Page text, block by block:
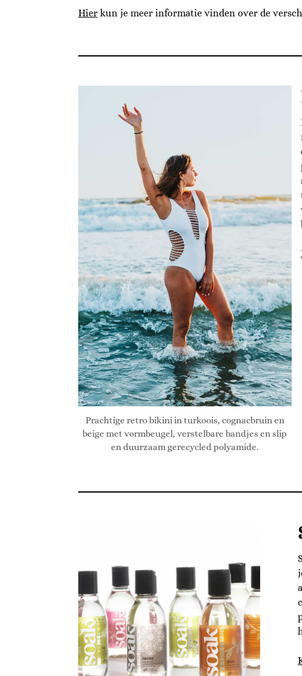
Hierkun je meer informatie vinden over de
Prachtige retro bikini in turkoois, cognacbruin en
beige met vormbeugel, verstelbare bandjes en slip
en duurzaam gerecycled polyamide.